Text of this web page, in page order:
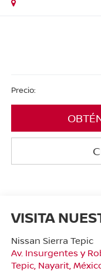
Precio:
VISITA
Nissan Sierra Tepic
Av. Insurgentes y
Tepic, Nayarit,